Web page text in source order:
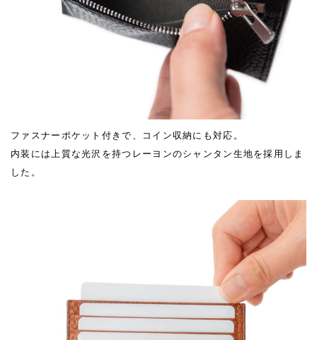
ファスナーポケット付きで、コイン収納にも対応。
内装には上質な光沢を持つレーヨンのシャンタン生地を採用しま
した。